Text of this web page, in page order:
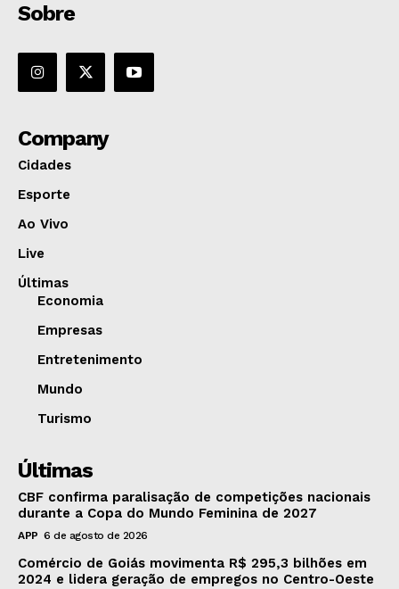
Sobre
Company
Cidades
Esporte
Ao Vivo
Live
Últimas
Economia
Empresas
Entretenimento
Mundo
Turismo
Últimas
CBF confirma paralisação de competições nacionais
durante a Copa do Mundo Feminina de 2027
APP 6 de agosto de 2026
Comércio de Goiás movimenta R$ 295,3 bilhões em
2024 e lidera geração de empregos no Centro-Oeste